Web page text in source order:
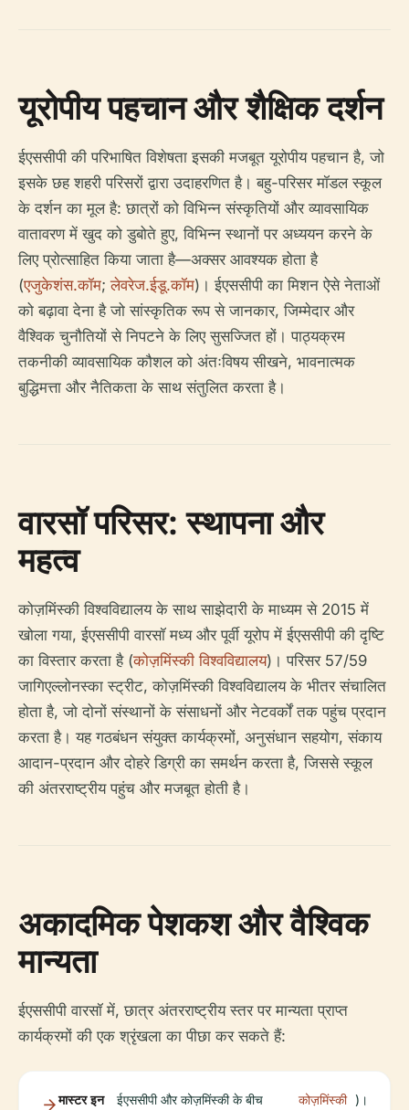
यूरोपीय पहचान और शैक्षिक दर्शन
ईएससीपी की परिभाषित विशेषता इसकी मजबूत यूरोपीय पहचान है, जो
इसके छह शहरी परिसरों द्वारा उदाहरणित है। बहु-परिसर मॉडल स्कूल
के दर्शन का मूल है: छात्रों को विभिन्न संस्कृतियों और व्यावसायिक
वातावरण में खुद को डुबोते हुए, विभिन्न स्थानों पर अध्ययन करने के
लिए प्रोत्साहित किया जाता है—अक्सर आवश्यक होता है
(एजुकेशंस.कॉम;लेवरेज.ईडू.कॉम)। ईएससीपी का मिशन ऐसे नेताओं
को बढ़ावा देना है जो सांस्कृतिक रूप से जानकार, जिम्मेदार और
वैश्विक चुनौतियों से निपटने के लिए सुसज्जित हों। पाठ्यक्रम
तकनीकी व्यावसायिक कौशल को अंतःविषय सीखने, भावनात्मक
बुद्धिमत्ता और नैतिकता के साथ संतुलित करता है।
वारसॉ परिसर: स्थापना और
महत्व
कोज़मिंस्की विश्वविद्यालय के साथ साझेदारी के माध्यम से 2015 में
खोला गया, ईएससीपी वारसॉ मध्य और पूर्वी यूरोप में ईएससीपी की दृष्टि
का विस्तार करता है (कोज़मिंस्की विश्वविद्यालय)। परिसर 57/59
जागिएल्लोनस्का स्ट्रीट, कोज़मिंस्की विश्वविद्यालय के भीतर संचालित
होता है, जो दोनों संस्थानों के संसाधनों और नेटवर्कों तक पहुंच प्रदान
करता है। यह गठबंधन संयुक्त कार्यक्रमों, अनुसंधान सहयोग, संकाय
आदान-प्रदान और दोहरे डिग्री का समर्थन करता है, जिससे स्कूल
की अंतरराष्ट्रीय पहुंच और मजबूत होती है।
अकादमिक पेशकश और वैश्विक
मान्यता
ईएससीपी वारसॉ में, छात्र अंतरराष्ट्रीय स्तर पर मान्यता प्राप्त
कार्यक्रमों की एक श्रृंखला का पीछा कर सकते हैं:
मास्टर इन
ईएससीपी और कोज़मिंस्की के बीच
कोज़मिंस्की )।